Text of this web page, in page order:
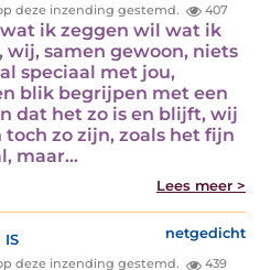
deze inzending gestemd. 407
ik zeggen wil wat ik
samen gewoon, niets
speciaal met jou,
blik begrijpen met een
dat het zo is en blijft, wij
zo zijn, zoals het fijn
maar…
Lees meer >
netgedicht
deze inzending gestemd. 439